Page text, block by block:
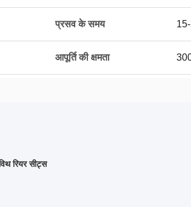
प्रसव के समय 15-
आपूर्ति की क्षमता
रियर सीट्स